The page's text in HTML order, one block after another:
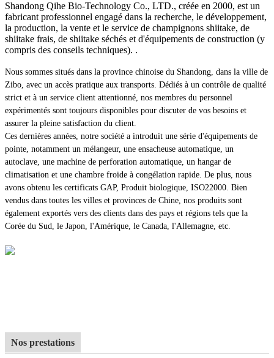
Shandong Qihe Bio-Technology Co., LTD., créée en 2000, est un
fabricant professionnel engagé dans la recherche, le développement,
la production, la vente et le service de champignons shiitake, de
shiitake frais, de shiitake séchés et d'équipements de construction (y
compris des conseils techniques). .
Nous sommes situés dans la province chinoise du Shandong, dans la ville de
Zibo, avec un accès pratique aux transports. Dédiés à un contrôle de qualité
strict et à un service client attentionné, nos membres du personnel
expérimentés sont toujours disponibles pour discuter de vos besoins et
assurer la pleine satisfaction du client.
Ces dernières années, notre société a introduit une série d'équipements de
pointe, notamment un mélangeur, une ensacheuse automatique, un
autoclave, une machine de perforation automatique, un hangar de
climatisation et une chambre froide à congélation rapide. De plus, nous
avons obtenu les certificats GAP, Produit biologique, ISO22000. Bien
vendus dans toutes les villes et provinces de Chine, nos produits sont
également exportés vers des clients dans des pays et régions tels que la
Corée du Sud, le Japon, l'Amérique, le Canada, l'Allemagne, etc.
Nos prestations